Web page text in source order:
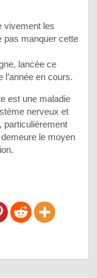
vivement les
pas manquer cette
lancée ce
en cours.
est une maladie
nerveux et
particulièrement
le moyen